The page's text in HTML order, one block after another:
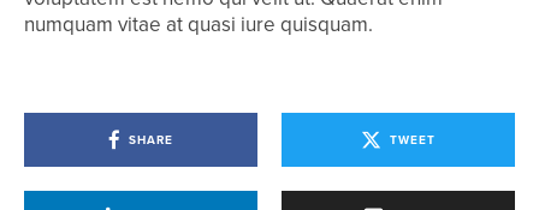
numquam vitae at quasi iure quisquam.
SHARE TWEET